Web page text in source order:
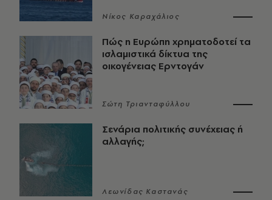
Νίκος Καραχάλιος
Πώς η Ευρώπη χρηματοδοτεί τα
ισλαμιστικά δίκτυα της
οικογένειας Ερντογάν
Σώτη Τριανταφύλλου
Σενάρια πολιτικής συνέχειας ή
αλλαγής;
Λεωνίδας Καστανάς